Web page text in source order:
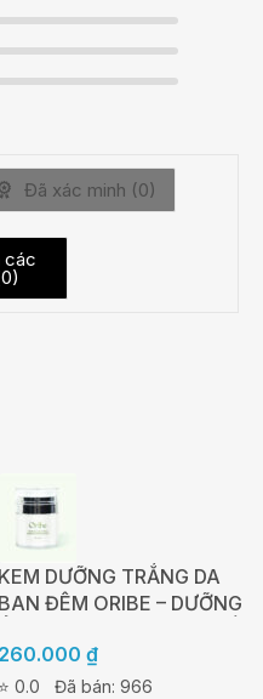
Đã xác minh (0)
các
0)
KEM DƯỠNG TRẮNG DA
BAN ĐÊM ORIBE – DƯỠNG
DA 30G
260.000 ₫
⭐ 0.0 Đã bán: 966